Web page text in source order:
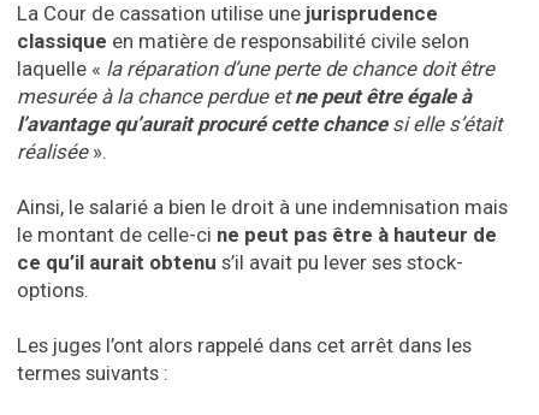
La Cour de cassation utilise une jurisprudence
classique en matière de responsabilité civile selon
laquelle « la réparation d’une perte de chance doit être
mesurée à la chance perdue etne peut être égale à
l’avantage qu’aurait procuré cette chancesi elle s’était
réalisée».
Ainsi, le salarié a bien le droit à une indemnisation mais
le montant de celle-ci ne peut pas être à hauteur de
ce qu’il aurait obtenu s’il avait pu lever ses stock-
options.
Les juges l’ont alors rappelé dans cet arrêt dans les
termes suivants :